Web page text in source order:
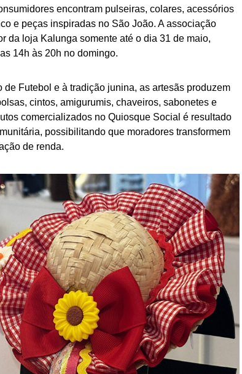
encontram pulseiras, colares, acessórios
e peças inspiradas no São João. A associação
da loja Kalunga somente até o dia 31 de maio,
14h às 20h no domingo.
Futebol e à tradição junina, as artesãs produzem
cintos, amigurumis, chaveiros, sabonetes e
comercializados no Quiosque Social é resultado
possibilitando que moradores transformem
de renda.